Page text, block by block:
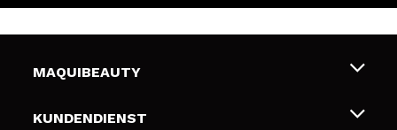
MAQUIBEAUTY
Über uns
KUNDENDIENST